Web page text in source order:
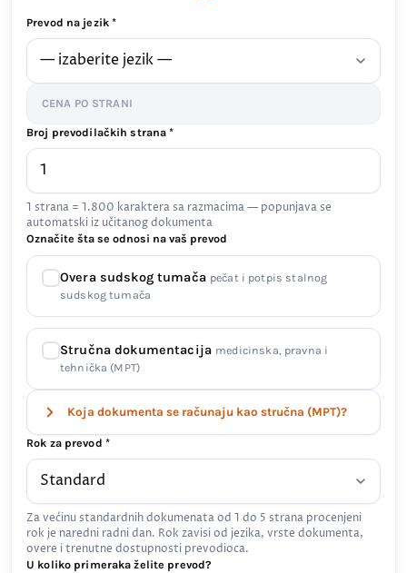
Prevod na jezik *
CENA PO STRANI
Broj prevodilačkih strana *
1 strana = 1.800 karaktera sa razmacima — popunjava se
automatski iz učitanog dokumenta
Označite šta se odnosi na vaš prevod
Overa sudskog tumača pečat i potpis stalnog
sudskog tumača
Stručna dokumentacija medicinska, pravna i
tehnička (MPT)
Koja dokumenta se računaju kao stručna (MPT)?
Rok za prevod *
Za većinu standardnih dokumenata od 1 do 5 strana procenjeni
rok je naredni radni dan. Rok zavisi od jezika, vrste dokumenta,
overe i trenutne dostupnosti prevodioca.
U koliko primeraka želite prevod?